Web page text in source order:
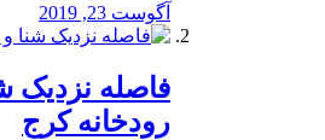
آگوست 23, 2019
️فاصله نزدیک
رودخانه کرج